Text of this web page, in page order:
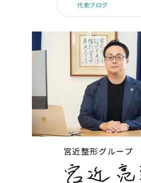
代表ブログ
宮近整形グループ